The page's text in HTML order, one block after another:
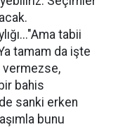
tabii
tamam da işte
bahis
sanki erken
bunu